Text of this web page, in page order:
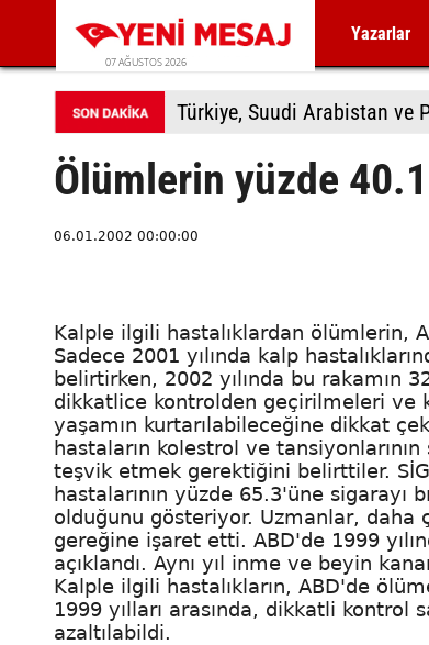
07 AĞUSTOS 2026
Yazarlar
Türkiye, Suudi Arabistan ve
Ölümlerin yüzde
06.01.2002 00:00:00
Kalple ilgili hastalıklardan ölümlerin,
Sadece 2001 yılında kalp
belirtirken, 2002 yılında bu rakamın
dikkatlice kontrolden geçirilmeleri ve
yaşamın kurtarılabileceğine dikkat
hastaların kolestrol ve
teşvik etmek gerektiğini belirttiler.
hastalarının yüzde 65.3'üne sigarayı
olduğunu gösteriyor. Uzmanlar, daha
gereğine işaret etti. ABD'de 1999
açıklandı. Aynı yıl inme ve beyin
Kalple ilgili hastalıkların, ABD'de
1999 yılları arasında, dikkatli
azaltılabildi.